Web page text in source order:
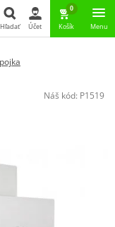
Hľadať Účet
0
Košík Menu
Náš kód: P1519